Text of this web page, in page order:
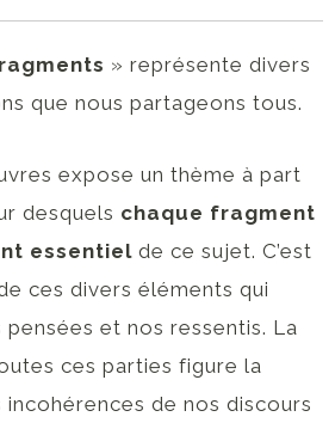
» représente divers
que nous partageons tous.
expose un thème à part
desquels chaque fragment
essentiel de ce sujet. C’est
ces divers éléments qui
et nos ressentis. La
ces parties figure la
de nos discours